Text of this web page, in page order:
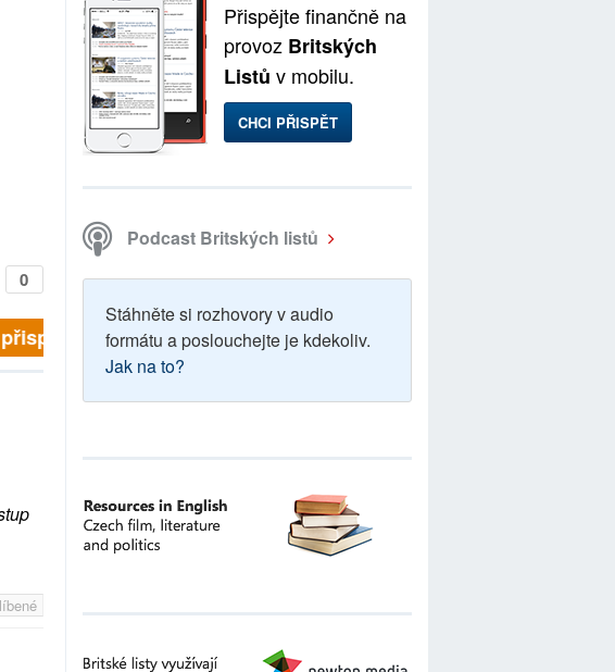
0
přispějte. ➥
Přispějte finančně na
provoz Britských
Listů v mobilu.
CHCI PŘISPĚT
Podcast Britských listů
Stáhněte si rozhovory v audio
formátu a poslouchejte je kdekoliv.
Jak na to?